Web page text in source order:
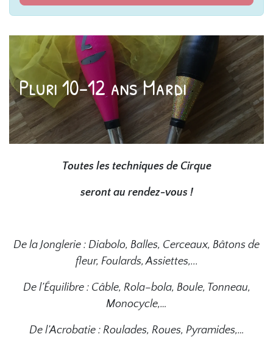
Pluri 10-12 ans Mardi
Toutes les techniques de Cirque
seront au rendez-vous !
De la Jonglerie : Diabolo, Balles, Cerceaux, Bâtons de
fleur, Foulards, Assiettes,...
De l’Équilibre : Câble, Rola–bola, Boule, Tonneau,
Monocycle,…
De l’Acrobatie : Roulades, Roues, Pyramides,…